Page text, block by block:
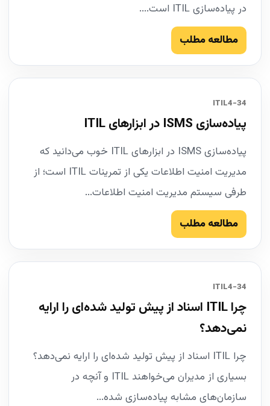
در پیاده‌سازی ITIL است....
مطالعه مطلب
34-ITIL4
پیاده‌سازی ISMS در ابزارهای ITIL
پیاده‌سازی ISMS در ابزارهای ITIL خوب می‌دانید که
مدیریت امنیت اطلاعات یکی از تمرینات ITIL است؛ از
طرفی سیستم مدیریت امنیت اطلاعات...
مطالعه مطلب
34-ITIL4
چرا ITIL اسناد از پیش تولید شده‌ای را ارایه
نمی‌دهد؟
چرا ITIL اسناد از پیش تولید شده‌ای را ارایه نمی‌دهد؟
بسیاری از مدیران می‌خواهند ITIL و آنچه در
سازمان‌های مشابه پیاده‌سازی شده...